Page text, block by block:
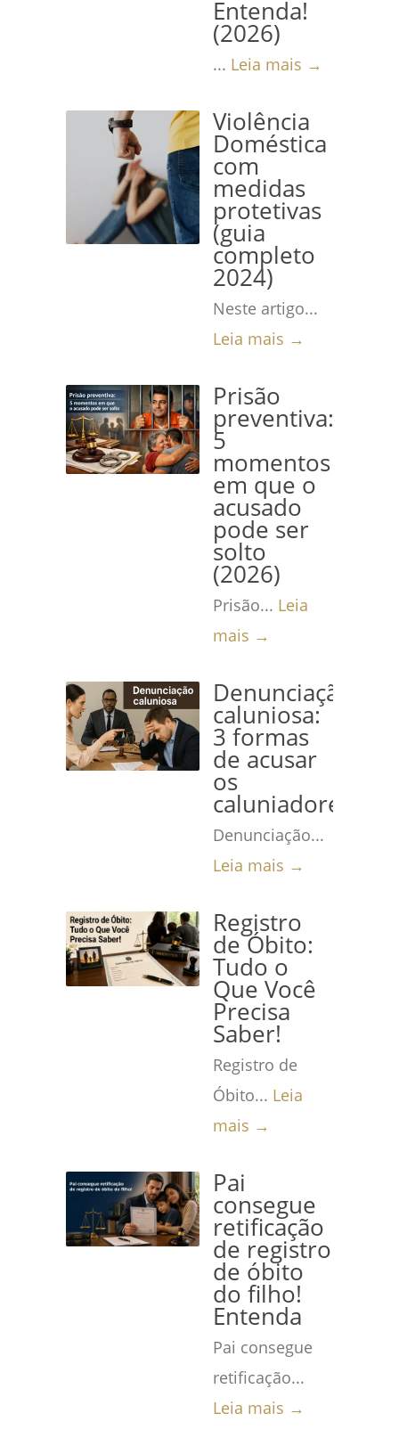
Entenda!
(2026)
... Leia mais →
Violência
Doméstica
com
medidas
protetivas
(guia
completo
2024)
Neste artigo...
Leia mais →
Prisão
preventiva:
5
momentos
em que o
acusado
pode ser
solto
(2026)
Prisão... Leia
mais →
Denunciação
caluniosa:
3 formas
de acusar
os
caluniadores
Denunciação...
Leia mais →
Registro
de Óbito:
Tudo o
Que Você
Precisa
Saber!
Registro de
Óbito... Leia
mais →
Pai
consegue
retificação
de registro
de óbito
do filho!
Entenda
Pai consegue
retificação...
Leia mais →